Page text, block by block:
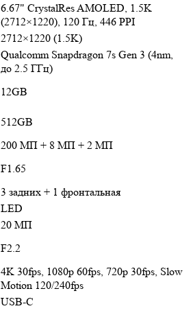
6.67" CrystalRes AMOLED, 1.5K
(2712×1220), 120 Гц, 446 PPI
2712×1220 (1.5K)
Qualcomm Snapdragon 7s Gen 3 (4nm,
до 2.5 ГГц)
12GB
512GB
200 МП + 8 МП + 2 МП
F1.65
3 задних + 1 фронтальная
LED
20 МП
F2.2
4K 30fps, 1080p 60fps, 720p 30fps, Slow
Motion 120/240fps
USB-C